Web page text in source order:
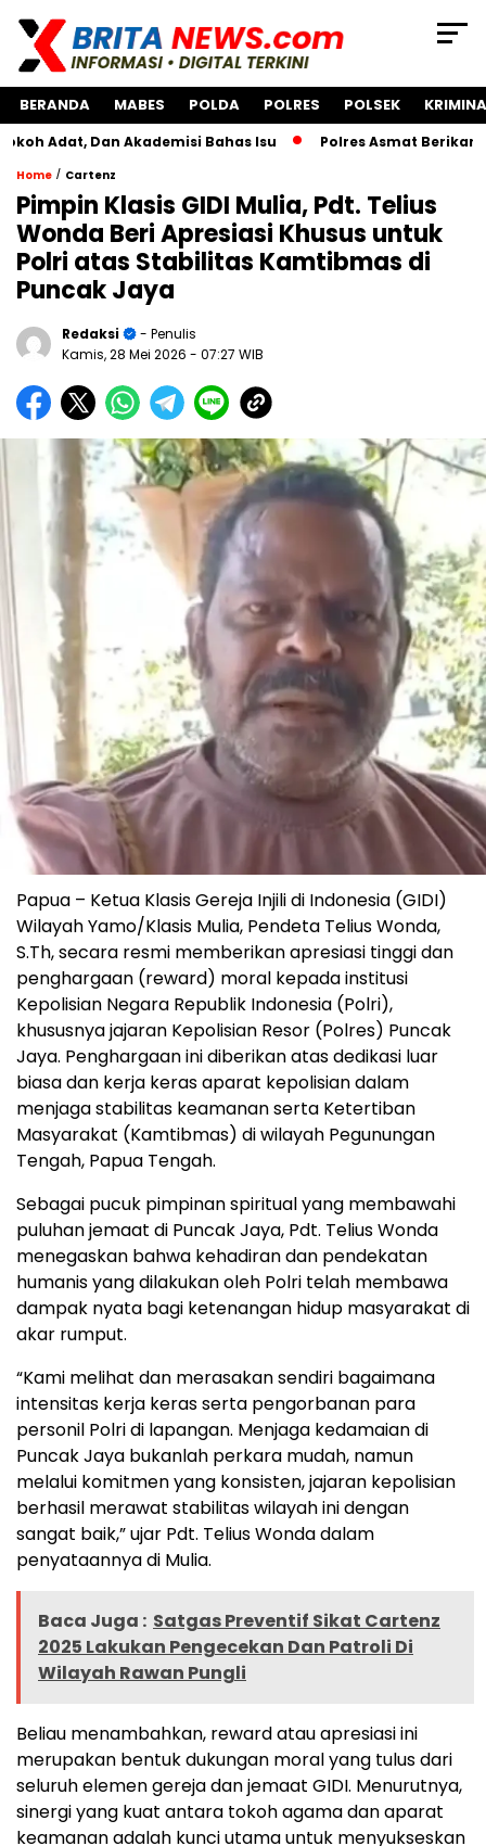
BERANDA MABES POLDA POLRES POLSEK
Dan Akademisi Bahas Isu Polres Asmat Berikan Bantuan
Home / Cartenz
Pimpin Klasis GIDI Mulia, Pdt. Telius
Wonda Beri Apresiasi Khusus untuk
Polri atas Stabilitas Kamtibmas di
Puncak Jaya
Redaksi
- Penulis
Kamis, 28 Mei 2026 - 07:27 WIB
Papua – Ketua Klasis Gereja Injili di Indonesia (GIDI)
Wilayah Yamo/Klasis Mulia, Pendeta Telius Wonda,
S.Th, secara resmi memberikan apresiasi tinggi dan
penghargaan (reward) moral kepada institusi
Kepolisian Negara Republik Indonesia (Polri),
khususnya jajaran Kepolisian Resor (Polres) Puncak
Jaya. Penghargaan ini diberikan atas dedikasi luar
biasa dan kerja keras aparat kepolisian dalam
menjaga stabilitas keamanan serta Ketertiban
Masyarakat (Kamtibmas) di wilayah Pegunungan
Tengah, Papua Tengah.
Sebagai pucuk pimpinan spiritual yang membawahi
puluhan jemaat di Puncak Jaya, Pdt. Telius Wonda
menegaskan bahwa kehadiran dan pendekatan
humanis yang dilakukan oleh Polri telah membawa
dampak nyata bagi ketenangan hidup masyarakat di
akar rumput.
“Kami melihat dan merasakan sendiri bagaimana
intensitas kerja keras serta pengorbanan para
personil Polri di lapangan. Menjaga kedamaian di
Puncak Jaya bukanlah perkara mudah, namun
melalui komitmen yang konsisten, jajaran kepolisian
berhasil merawat stabilitas wilayah ini dengan
sangat baik,” ujar Pdt. Telius Wonda dalam
penyataannya di Mulia.
Baca Juga : Satgas Preventif Sikat Cartenz
2025 Lakukan Pengecekan Dan Patroli Di
Wilayah Rawan Pungli
Beliau menambahkan, reward atau apresiasi ini
merupakan bentuk dukungan moral yang tulus dari
seluruh elemen gereja dan jemaat GIDI. Menurutnya,
sinergi yang kuat antara tokoh agama dan aparat
keamanan adalah kunci utama untuk menyukseskan